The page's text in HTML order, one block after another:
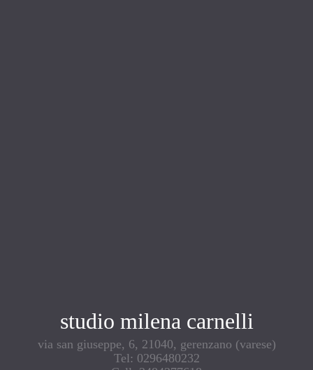
studio milena carnelli
via san giuseppe, 6, 21040, gerenzano (varese)
Tel: 0296480232